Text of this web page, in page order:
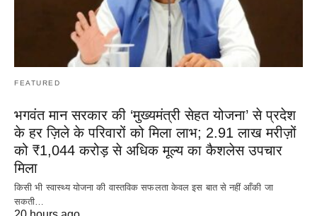
FEATURED
भगवंत मान सरकार की ‘मुख्यमंत्री सेहत योजना’ से प्रदेश
के हर ज़िले के परिवारों को मिला लाभ; 2.91 लाख मरीज़ों
को ₹1,044 करोड़ से अधिक मूल्य का कैशलेस उपचार
मिला
किसी भी स्वास्थ्य योजना की वास्तविक सफलता केवल इस बात से नहीं आँकी जा
सकती…